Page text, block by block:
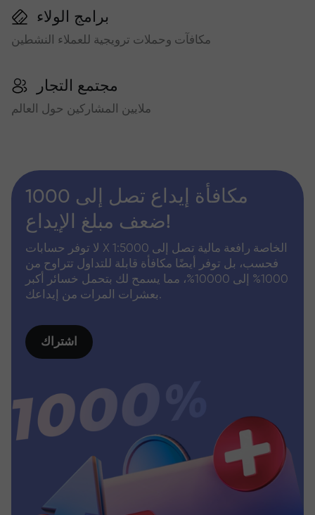
برامج الولاء
مكافآت وحملات ترويجية للعملاء النشطين
مجتمع التجار
ملايين المشاركين حول العالم
مكافأة إيداع تصل إلى 1000
ضعف مبلغ الإيداع!
لا توفر حسابات X الخاصة رافعة مالية تصل إلى 1:5000
فحسب، بل توفر أيضًا مكافأة قابلة للتداول تتراوح من
1000% إلى 10000%، مما يسمح لك بتحمل خسائر أكبر
بعشرات المرات من إيداعك.
اشتراك